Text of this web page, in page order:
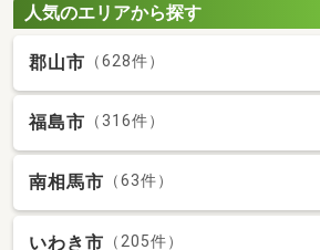
人気のエリアから探す
郡山市 （628件）
福島市 （316件）
南相馬市 （63件）
いわき市 （205件）